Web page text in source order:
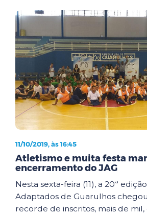
11/10/2019, às 16:45
Atletismo e muita festa
encerramento do JAG
Nesta sexta-feira (11), a 20ª
Adaptados de Guarulhos
recorde de inscritos, mais de